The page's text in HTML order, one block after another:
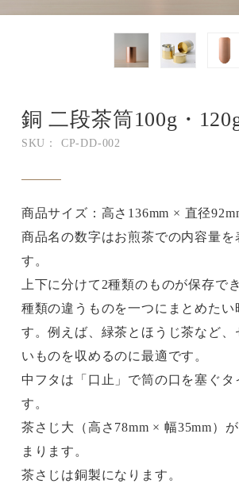
銅 二段茶筒100g・
SKU： CP-DD-002
商品サイズ：高さ136mm × 直径
商品名の数字はお煎茶での内容量を
す。
上下に分けて2種類のものが保存で
種類の違うものを一つにまとめたい
す。例えば、緑茶とほうじ茶など、
いものを収めるのに最適です。
中フタは「口止」で筒の口を塞ぐタ
す。
茶さじ大（高さ78mm × 幅35mm）
まります。
茶さじは銅製になります。